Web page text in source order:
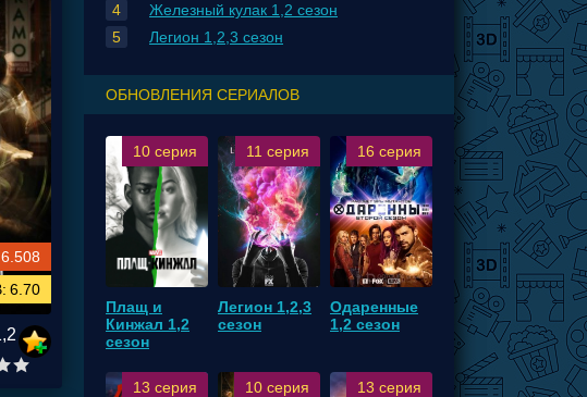
6.508
6.70
ЖЕЛЕЗНЫЙ КУЛАК 1,2 СЕЗОН
Железный кулак 1,2 сезон
Легион 1,2,3 сезон
ОБНОВЛЕНИЯ СЕРИАЛОВ
10 серия
Плащ и
Кинжал 1,2
сезон
11 серия
Легион 1,2,3
сезон
16 серия
Одаренные
1,2 сезон
13 серия 10 серия 13 серия